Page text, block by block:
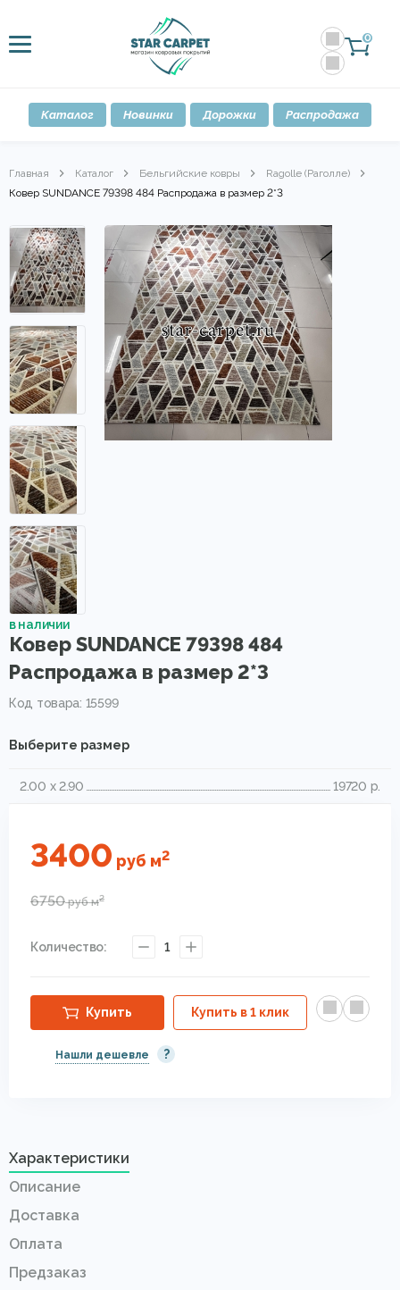
0
Каталог Новинки Дорожки Распродажа
Главная Каталог Бельгийские ковры
Ragolle (Раголле)
Ковер SUNDANCE 79398 484 Распродажа в размер 2*3
в наличии
Ковер SUNDANCE 79398 484
Распродажа в размер 2*3
Код товара: 15599
Выберите размер
2.00 x 2.90 19720 р.
3400 руб м2
6750рубм2
Количество: 1
Купить Купить в 1 клик
Нашли дешевле ?
Характеристики
Описание
Доставка
Оплата
Предзаказ